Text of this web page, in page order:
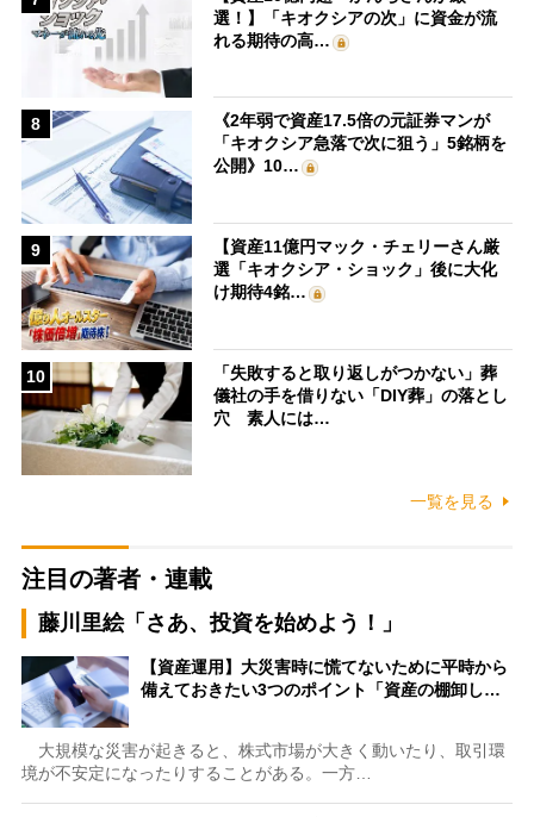
選！】「キオクシアの次」に資金が流
れる期待の高…
8
《2年弱で資産17.5倍の元証券マンが
「キオクシア急落で次に狙う」5銘柄を
公開》10…
9
【資産11億円マック・チェリーさん厳
選「キオクシア・ショック」後に大化
け期待4銘…
10
「失敗すると取り返しがつかない」葬
儀社の手を借りない「DIY葬」の落とし
穴 素人には…
一覧を見る
注目の著者・連載
藤川里絵「さあ、投資を始めよう！」
【資産運用】大災害時に慌てないために平時から
備えておきたい3つのポイント「資産の棚卸し…
大規模な災害が起きると、株式市場が大きく動いたり、取引環
境が不安定になったりすることがある。一方…